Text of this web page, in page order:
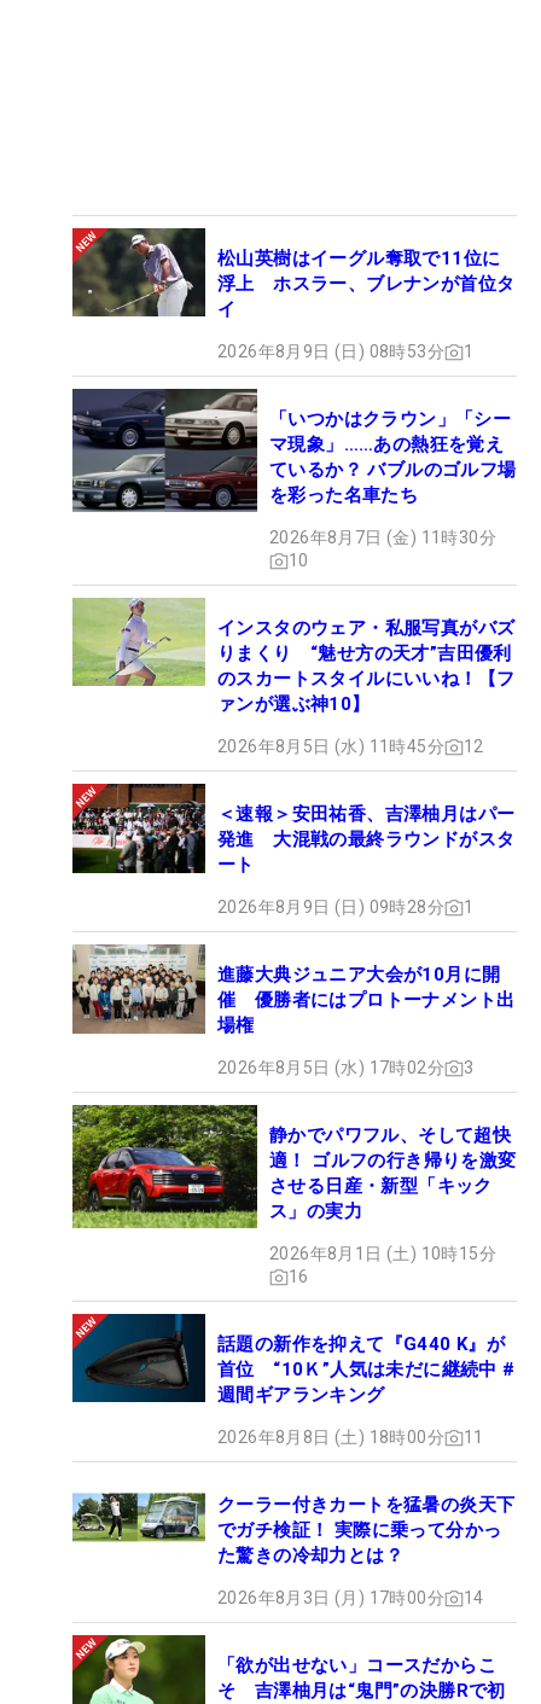
松山英樹はイーグル奪取で11位に
浮上 ホスラー、ブレナンが首位タ
イ
2026年8月9日 (日) 08時53分 1
「いつかはクラウン」「シー
マ現象」……あの熱狂を覚え
ているか？ バブルのゴルフ場
を彩った名車たち
2026年8月7日 (金) 11時30分
10
インスタのウェア・私服写真がバズ
りまくり “魅せ方の天才”吉田優利
のスカートスタイルにいいね！【フ
ァンが選ぶ神10】
2026年8月5日 (水) 11時45分 12
＜速報＞安田祐香、吉澤柚月はパー
発進 大混戦の最終ラウンドがスタ
ート
2026年8月9日 (日) 09時28分 1
進藤大典ジュニア大会が10月に開
催 優勝者にはプロトーナメント出
場権
2026年8月5日 (水) 17時02分 3
静かでパワフル、そして超快
適！ ゴルフの行き帰りを激変
させる日産・新型「キック
ス」の実力
2026年8月1日 (土) 10時15分
16
話題の新作を抑えて『G440 K』が
首位 “10Ｋ”人気は未だに継続中 #
週間ギアランキング
2026年8月8日 (土) 18時00分 11
クーラー付きカートを猛暑の炎天下
でガチ検証！ 実際に乗って分かっ
た驚きの冷却力とは？
2026年8月3日 (月) 17時00分 14
「欲が出せない」コースだからこ
そ 吉澤柚月は“鬼門”の決勝Rで初